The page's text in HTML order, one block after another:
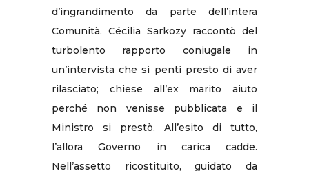
d’ingrandimento da parte dell’intera
Comunità. Cécilia Sarkozy raccontò del
turbolento rapporto coniugale in
un’intervista che si pentì presto di aver
rilasciato; chiese all’ex marito aiuto
perché non venisse pubblicata e il
Ministro si prestò. All’esito di tutto,
l’allora Governo in carica cadde.
Nell’assetto ricostituito, guidato da